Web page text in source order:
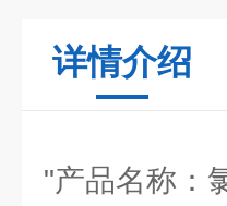
详情介绍
"产品名称：